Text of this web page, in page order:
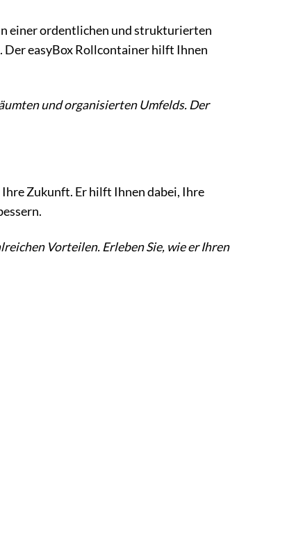
einer ordentlichen und strukturierten
Der easyBox Rollcontainer hilft Ihnen
und organisierten Umfelds. Der
Zukunft. Er hilft Ihnen dabei, Ihre
Vorteilen. Erleben Sie, wie er Ihren